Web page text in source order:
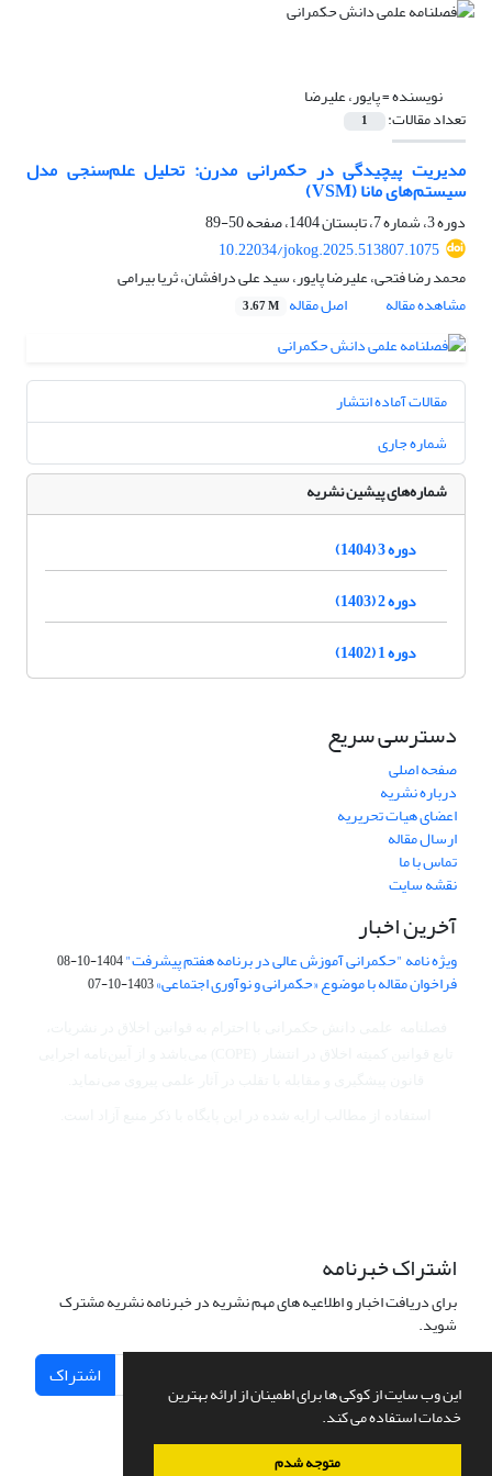
این وب سایت از کوکی ها برای اطمینان از ارائه بهترین
خدمات استفاده می کند.
متوجه شدم
نویسنده =پایور، علیرضا
تعداد مقالات: 1
مدیریت پیچیدگی در حکمرانی مدرن: تحلیل علم‌سنجی مدل
سیستم‌های مانا (VSM)
دوره 3، شماره 7، تابستان 1404، صفحه
50-89
10.22034/jokog.2025.513807.1075
محمد رضا فتحی، علیرضا پایور، سید علی درافشان، ثریا بیرامی
مشاهده مقاله
اصل مقاله 3.67 M
مقالات آماده انتشار
شماره جاری
شماره‌های پیشین نشریه
دوره 3 (1404)
دوره 2 (1403)
دوره 1 (1402)
دسترسی سریع
صفحه اصلی
درباره نشریه
اعضای هیات تحریریه
ارسال مقاله
تماس با ما
نقشه سایت
آخرین اخبار
ویژه نامه "حکمرانی آموزش عالی در برنامه هفتم پیشرفت"1404-10-08
فراخوان مقاله با موضوع «حکمرانی و نوآوری اجتماعی»1403-10-07
اشتراک خبرنامه
برای دریافت اخبار و اطلاعیه های مهم نشریه در خبرنامه نشریه مشترک
شوید.
اشتراک